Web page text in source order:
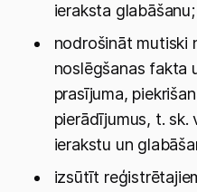
ieraksta glabāšanu;
nodrošināt mutiski
noslēgšanas fakta
prasījuma,
pierādījumus, t. sk.
ierakstu un
izsūtīt